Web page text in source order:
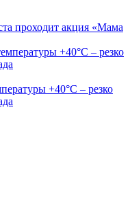
проходит акция «Мама
+40°С – резко